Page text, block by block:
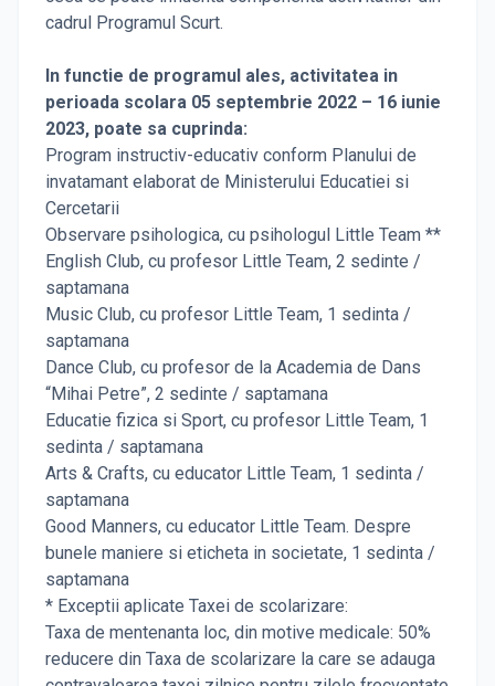
cadrul Programul Scurt.
In functie de programul ales, activitatea in
perioada scolara 05 septembrie 2022 – 16 iunie
2023, poate sa cuprinda:
Program instructiv-educativ conform Planului de
invatamant elaborat de Ministerului Educatiei si
Cercetarii
Observare psihologica, cu psihologul Little Team **
English Club, cu profesor Little Team, 2 sedinte /
saptamana
Music Club, cu profesor Little Team, 1 sedinta /
saptamana
Dance Club, cu profesor de la Academia de Dans
“Mihai Petre”, 2 sedinte / saptamana
Educatie fizica si Sport, cu profesor Little Team, 1
sedinta / saptamana
Arts & Crafts, cu educator Little Team, 1 sedinta /
saptamana
Good Manners, cu educator Little Team. Despre
bunele maniere si eticheta in societate, 1 sedinta /
saptamana
* Exceptii aplicate Taxei de scolarizare:
Taxa de mentenanta loc, din motive medicale: 50%
reducere din Taxa de scolarizare la care se adauga